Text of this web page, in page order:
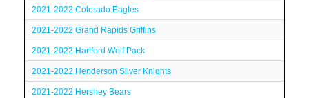
2021-2022 Colorado Eagles
2021-2022 Grand Rapids Griffins
2021-2022 Hartford Wolf Pack
2021-2022 Henderson Silver Knights
2021-2022 Hershey Bears